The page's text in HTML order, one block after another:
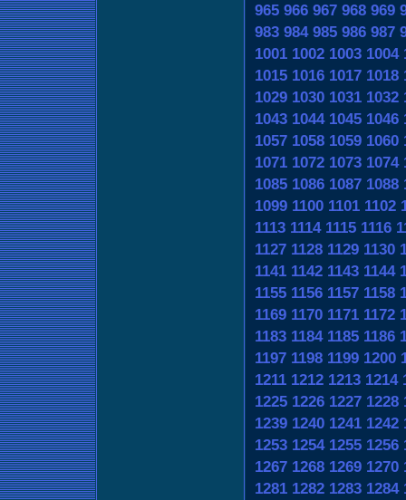
965 966 967 968 969
983 984 985 986 987
1001 1002 1003 1004
1015 1016 1017 1018
1029 1030 1031 1032
1043 1044 1045 1046
1057 1058 1059 1060
1071 1072 1073 1074
1085 1086 1087 1088
1099 1100 1101 1102
1113 1114 1115 1116
1127 1128 1129 1130
1141 1142 1143 1144
1155 1156 1157 1158
1169 1170 1171 1172
1183 1184 1185 1186
1197 1198 1199 1200
1211 1212 1213 1214
1225 1226 1227 1228
1239 1240 1241 1242
1253 1254 1255 1256
1267 1268 1269 1270
1281 1282 1283 1284